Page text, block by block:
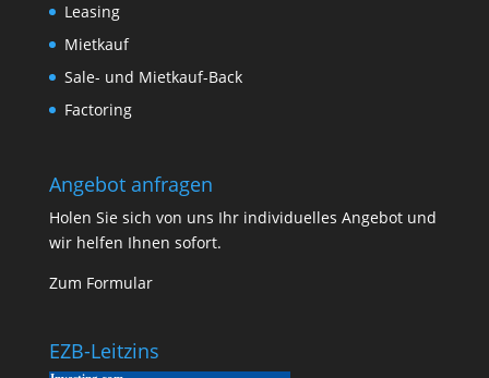
Leasing
Mietkauf
Sale- und Mietkauf-Back
Factoring
Angebot anfragen
Holen Sie sich von uns Ihr individuelles Angebot und
wir helfen Ihnen sofort.
Zum Formular
EZB-Leitzins